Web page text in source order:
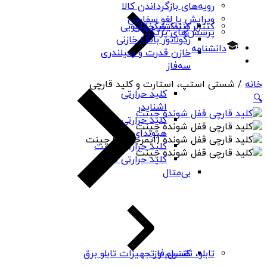
کلید حرارتی
اشنایدر
کلید حرارتی
هیوندای
کلید حرارتی چینت
کلید حرارتی PNS
بی‌متال
کنتاکتور خازنی
رگولاتور بانک خازنی
خازن قدرت و سیلندری
سه‌فاز
کنترلر و نمایشگر تابلویی
کنترل فاز
تابلو، تقسیم و تجهیزات تابلو برق
رویه‌های بازگرداندن کالا
ویرایش یا لغو سفارش
پرسش‌های پرتکرار
دانشنامه
خانه / شستی استپ، استارت و کلید قارچی
🔍